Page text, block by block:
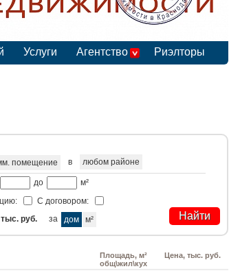
Услуги Агентство Риэлторы
помещение в любом районе
до
м²
С договором:
тыс. руб. за дом м²
Площадь, м²
общ\жил\кух
Цена, тыс. руб.